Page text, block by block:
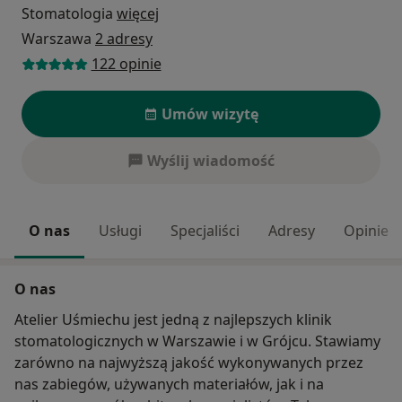
Stomatologia więcej
Warszawa 2 adresy
122 opinie
Umów wizytę
Wyślij wiadomość
O nas Usługi Specjaliści Adresy Opinie
O nas
Atelier Uśmiechu jest jedną z najlepszych klinik
stomatologicznych w Warszawie i w Grójcu. Stawiamy
zarówno na najwyższą jakość wykonywanych przez
nas zabiegów, używanych materiałów, jak i na